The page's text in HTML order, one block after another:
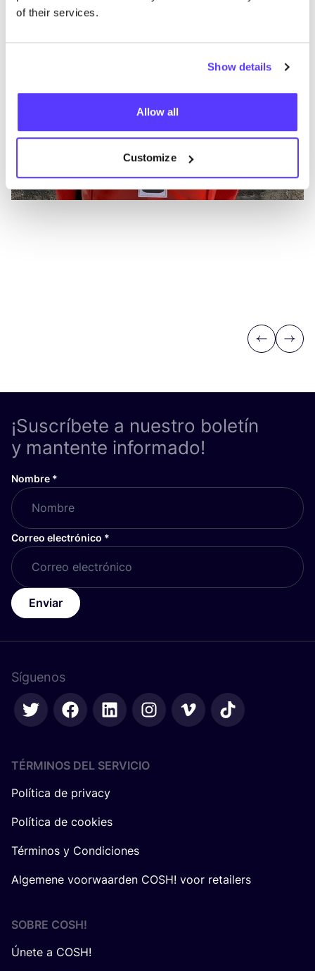
of their services.
Show details
Allow all
Customize
Previous
Next
¡Suscríbete a nuestro boletín
y mantente informado!
Nombre *
Correo electrónico *
Enviar
Síguenos
TÉRMINOS DEL SERVICIO
Política de privacy
Política de cookies
Términos y Condiciones
Algemene voorwaarden COSH! voor retailers
SOBRE COSH!
Únete a COSH!